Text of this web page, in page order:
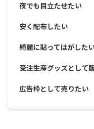
夜でも目立たせたい
安く配布したい
綺麗に貼ってはがした
受注生産グッズとして
広告枠として売りたい